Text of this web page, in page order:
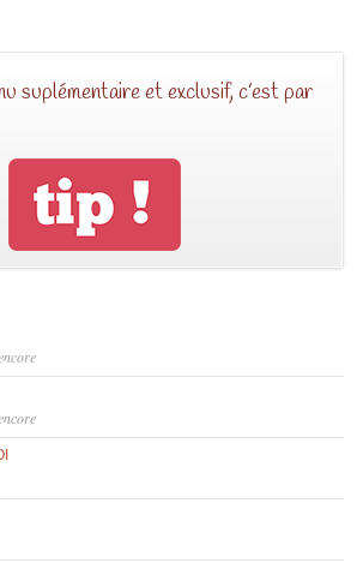
suplémentaire et exclusif, c’est par